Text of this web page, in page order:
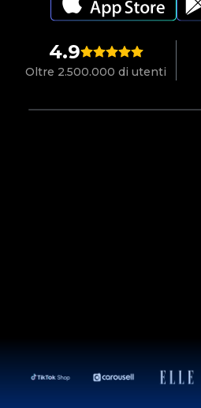
4.9
Oltre 2.500.000 di utenti